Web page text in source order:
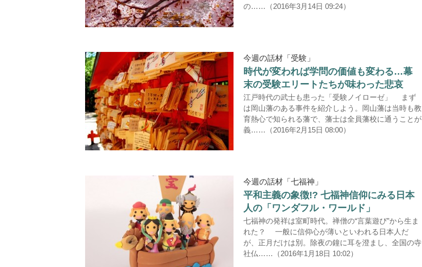
の……（2016年3月14日 09:24）
今週の話材「受験」
時代が変われば学問の価値も変わる…幕
末の受験エリートたちが味わった悲哀
江戸時代の武士も患った「受験ノイローゼ」 まず
は岡山藩のある事件を紹介しよう。岡山藩は当時も教
育熱心で知られる藩で、藩士は全員藩校に通うことが
義……（2016年2月15日 08:00）
今週の話材「七福神」
平和主義の象徴!? 七福神信仰にみる日本
人の「ワンダフル・ワールド」
七福神の発祥は室町時代。禅僧の“言葉遊び”から生ま
れた？ 一般に信仰心が薄いといわれる日本人だ
が、正月だけは別。除夜の鐘に耳を澄まし、全国の寺
社仏……（2016年1月18日 10:02）